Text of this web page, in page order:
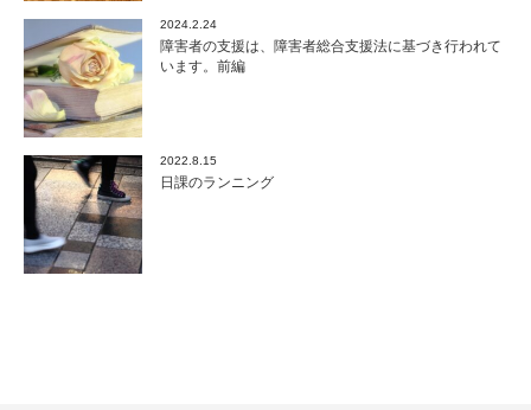
2024.2.24
障害者の支援は、障害者総合支援法に基づき行われて
います。前編
2022.8.15
日課のランニング